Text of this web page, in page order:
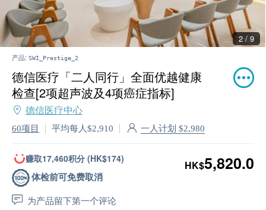
2 / 9
产品: SWI_Prestige_2
德信医疗「二人同行」全面优越健康
检查[2项超声波及4项癌症指标]
德信医疗中心
60项目 平均每人$2,910 一人计划 $2,980
赚取17,460积分 (HK$174)
体检前可免费取消
为产品留下第一个评论
HK$5,820.0